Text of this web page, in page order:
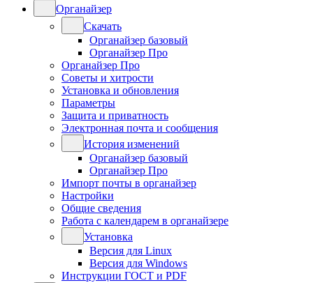
Органайзер
Скачать
Органайзер базовый
Органайзер Про
Органайзер Про
Советы и хитрости
Установка и обновления
Параметры
Защита и приватность
Электронная почта и сообщения
История изменений
Органайзер базовый
Органайзер Про
Импорт почты в органайзер
Настройки
Общие сведения
Работа с календарем в органайзере
Установка
Версия для Linux
Версия для Windows
Инструкции ГОСТ и PDF